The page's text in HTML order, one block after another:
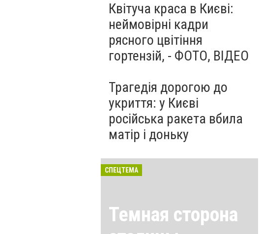
Квітуча краса в Києві:
неймовірні кадри
рясного цвітіння
гортензій, - ФОТО, ВІДЕО
Трагедія дорогою до
укриття: у Києві
російська ракета вбила
матір і доньку
СПЕЦТЕМА
Темная сторона